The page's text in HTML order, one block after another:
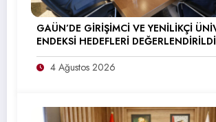
GAÜN’DE GİRİŞİMCİ VE YENİLİKÇİ
ENDEKSİ HEDEFLERİ DEĞERLENDİRİLDİ
4 Ağustos 2026